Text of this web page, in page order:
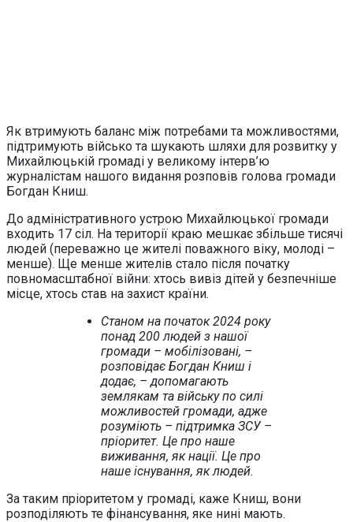
Як втримують баланс між потребами та можливостями,
підтримують військо та шукають шляхи для розвитку у
Михайлюцькій громаді у великому інтерв’ю
журналістам нашого видання розповів голова громади
Богдан Книш.
До адміністративного устрою Михайлюцької громади
входить 17 сіл. На території краю мешкає збільше тисячі
людей (переважно це жителі поважного віку, молоді –
менше). Ще менше жителів стало після початку
повномасштабної війни: хтось вивіз дітей у безпечніше
місце, хтось став на захист країни.
Станом на початок 2024 року
понад 200 людей з нашої
громади – мобілізовані, –
розповідає Богдан Книш і
додає, – допомагають
землякам та війську по силі
можливостей громади, адже
розуміють – підтримка ЗСУ –
пріоритет. Це про наше
виживання, як нації. Це про
наше існування, як людей.
За таким пріоритетом у громаді, каже Книш, вони
розподіляють те фінансування, яке нині мають.